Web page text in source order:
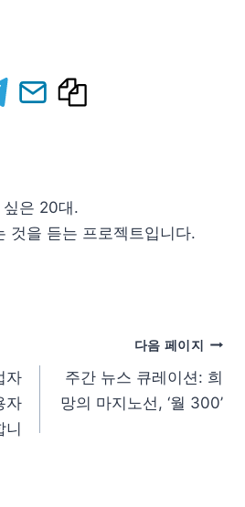
은 20대.
것을 듣는 프로젝트입니다.
자
자
니
다음 페이지
주간 뉴스 큐레이션: 희
망의 마지노선, ‘월 300’